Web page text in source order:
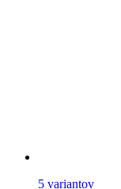
5 variantov